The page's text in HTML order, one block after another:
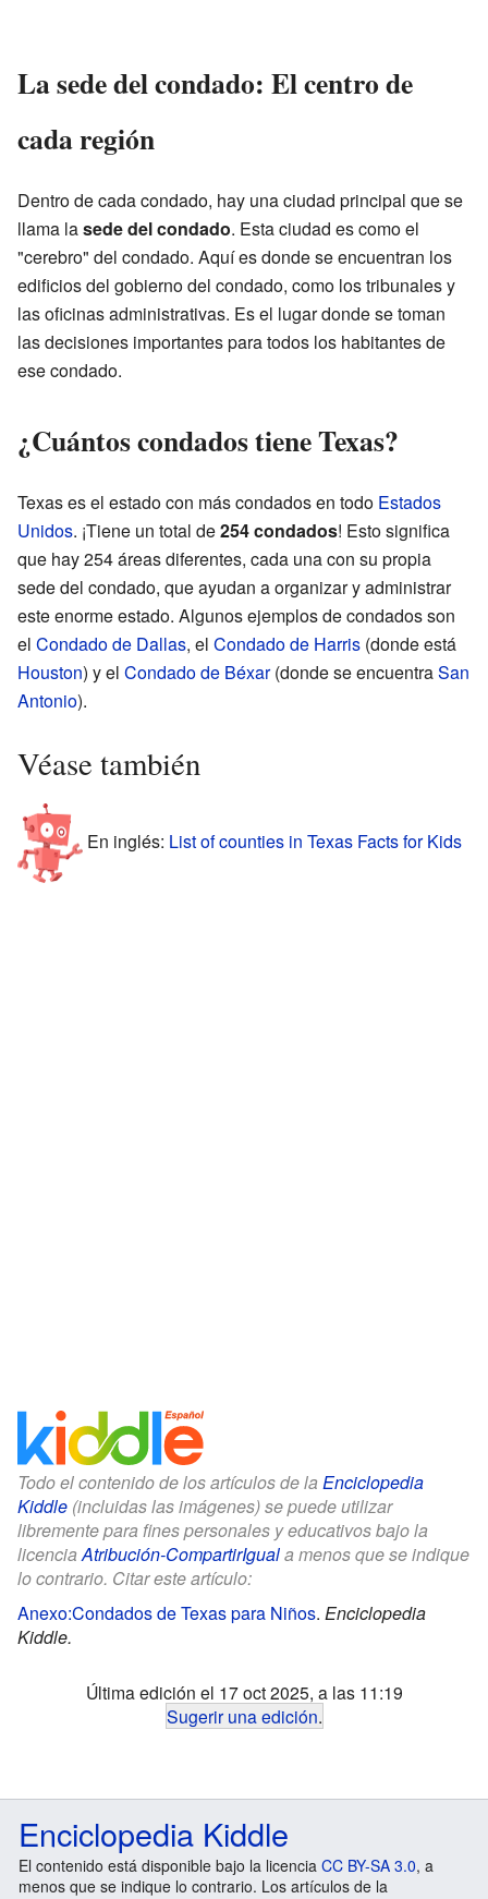
La sede del condado: El centro de
cada región
Dentro de cada condado, hay una ciudad principal que se
llama lasede del condado. Esta ciudad es como el
"cerebro" del condado. Aquí es donde se encuentran los
edificios del gobierno del condado, como los tribunales y
las oficinas administrativas. Es el lugar donde se toman
las decisiones importantes para todos los habitantes de
ese condado.
¿Cuántos condados tiene Texas?
Texas es el estado con más condados en todo Estados
Unidos. ¡Tiene un total de254 condados! Esto significa
que hay 254 áreas diferentes, cada una con su propia
sede del condado, que ayudan a organizar y administrar
este enorme estado. Algunos ejemplos de condados son
el Condado de Dallas, el Condado de Harris (donde está
Houston) y el Condado de Béxar(donde se encuentraSan
Antonio).
Véase también
En inglés: List of counties in Texas Facts for Kids
Todo el contenido de los artículos de la Enciclopedia
Kiddle (incluidas las imágenes) se puede utilizar
libremente para fines personales y educativos bajo la
licenciaAtribución-CompartirIguala menos que se indique
lo contrario. Citar este artículo:
Anexo:Condados de Texas para Niños. Enciclopedia
Kiddle.
Última edición el 17 oct 2025, a las 11:19
Sugerir una edición.
Enciclopedia Kiddle
El contenido está disponible bajo la licencia CC BY-SA 3.0, a
menos que se indique lo contrario. Los artículos de la